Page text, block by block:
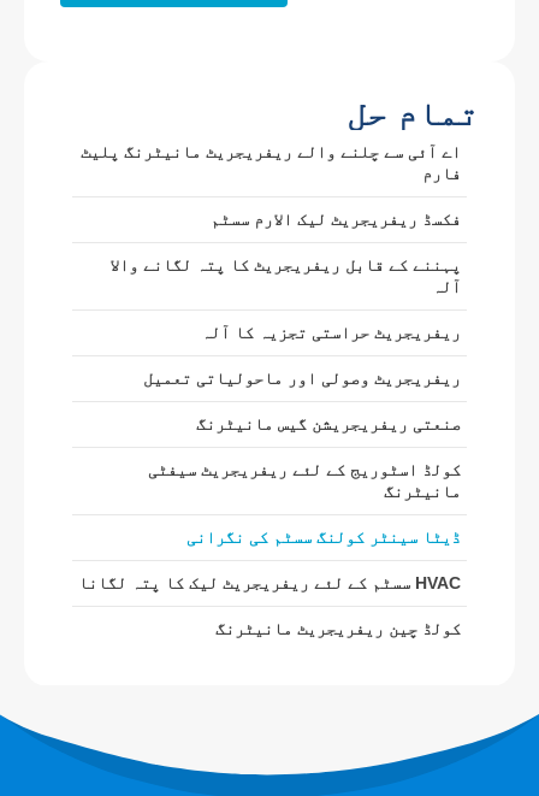
تمام حل
اے آئی سے چلنے والے ریفریجریٹ مانیٹرنگ پلیٹ
فارم
فکسڈ ریفریجریٹ لیک الارم سسٹم
پہننے کے قابل ریفریجریٹ کا پتہ لگانے والا
آلہ
ریفریجریٹ حراستی تجزیہ کا آلہ
ریفریجریٹ وصولی اور ماحولیاتی تعمیل
صنعتی ریفریجریشن گیس مانیٹرنگ
کولڈ اسٹوریج کے لئے ریفریجریٹ سیفٹی
مانیٹرنگ
ڈیٹا سینٹر کولنگ سسٹم کی نگرانی
HVAC سسٹم کے لئے ریفریجریٹ لیک کا پتہ لگانا
کولڈ چین ریفریجریٹ مانیٹرنگ
وی چیٹ: 18569903598
وی چیٹ
گرم مصنوعات
R410 سینسر
R454B سینسر
ہمارا حل
HVAC سسٹم کے لئے ریفریجریٹ لیک
کا پتہ لگانا
کولڈ چین ریفریجریٹ مانیٹرنگ
ڈیٹا سینٹر کولنگ سسٹم کی نگرانی
صنعتی ریفریجریشن گیس مانیٹرنگ
مزید دیکھیں